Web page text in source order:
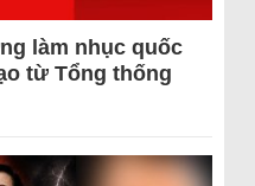
làm nhục quốc
từ Tổng thống